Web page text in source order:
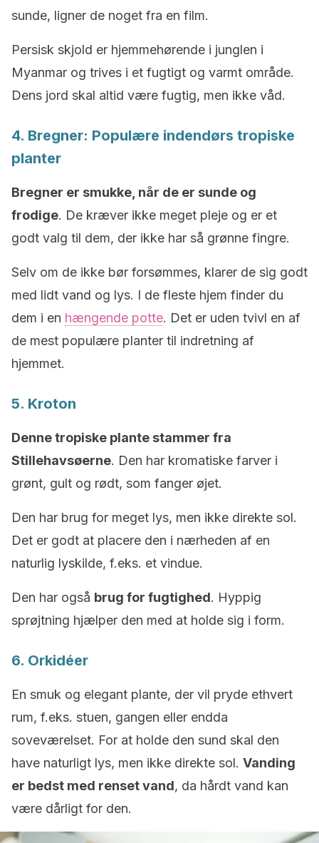
sunde, ligner de noget fra en film.
Persisk skjold er hjemmehørende i junglen i
Myanmar og trives i et fugtigt og varmt område.
Dens jord skal altid være fugtig, men ikke våd.
4. Bregner: Populære indendørs tropiske
planter
Bregner er smukke, når de er sunde og
frodige. De kræver ikke meget pleje og er et
godt valg til dem, der ikke har så grønne fingre.
Selv om de ikke bør forsømmes, klarer de sig godt
med lidt vand og lys. I de fleste hjem finder du
dem i en hængende potte. Det er uden tvivl en af
de mest populære planter til indretning af
hjemmet.
5. Kroton
Denne tropiske plante stammer fra
Stillehavsøerne. Den har kromatiske farver i
grønt, gult og rødt, som fanger øjet.
Den har brug for meget lys, men ikke direkte sol.
Det er godt at placere den i nærheden af en
naturlig lyskilde, f.eks. et vindue.
Den har også brug for fugtighed. Hyppig
sprøjtning hjælper den med at holde sig i form.
6. Orkidéer
En smuk og elegant plante, der vil pryde ethvert
rum, f.eks. stuen, gangen eller endda
soveværelset. For at holde den sund skal den
have naturligt lys, men ikke direkte sol. Vanding
er bedst med renset vand, da hårdt vand kan
være dårligt for den.